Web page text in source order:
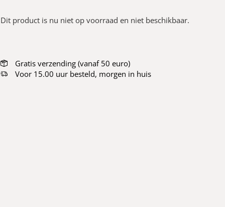
Dit product is nu niet op voorraad en niet beschikbaar.
Gratis verzending (vanaf 50 euro)
Voor 15.00 uur besteld, morgen in huis